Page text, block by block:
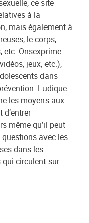
ce site
à la
mais également à
le corps,
etc. Onsexprime
jeux, etc.),
dans
Ludique
les moyens aux
même qu’il peut
questions avec les
dans les
circulent sur